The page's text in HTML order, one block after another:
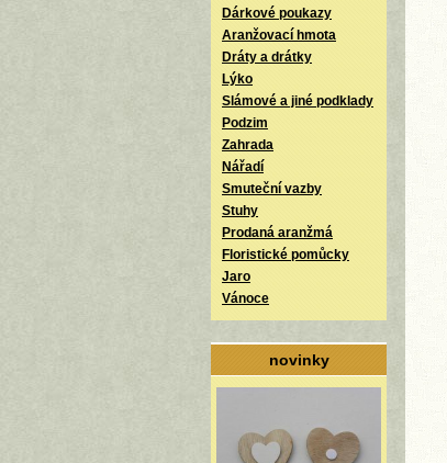
Dárkové poukazy
Aranžovací hmota
Dráty a drátky
Lýko
Slámové a jiné podklady
Podzim
Zahrada
Nářadí
Smuteční vazby
Stuhy
Prodaná aranžmá
Floristické pomůcky
Jaro
Vánoce
novinky